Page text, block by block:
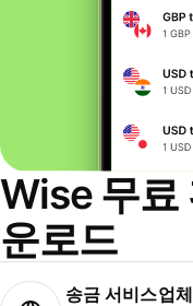
Wise 무료
운로드
송금 서비스업